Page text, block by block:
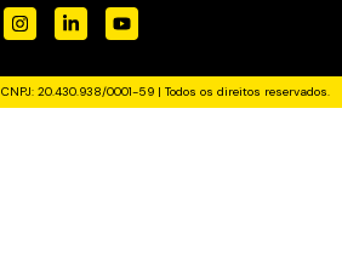
20.430.938/0001-59 | Todos os direitos reservados.